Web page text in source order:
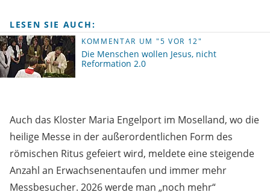
LESEN SIE AUCH:
KOMMENTAR UM "5 VOR 12"
Die Menschen wollen Jesus, nicht
Reformation 2.0
Auch das Kloster Maria Engelport im Moselland, wo die
heilige Messe in der außerordentlichen Form des
römischen Ritus gefeiert wird, meldete eine steigende
Anzahl an Erwachsenentaufen und immer mehr
Messbesucher. 2026 werde man „noch mehr“